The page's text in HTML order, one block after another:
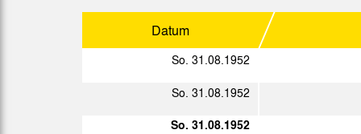
Ober. So. 15.02.1953
Ober. So. 22.02.1953
Datum
So. 31.08.1952
So. 31.08.1952
So. 31.08.1952